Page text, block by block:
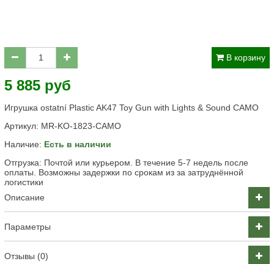
В корзину
5 885 руб
Игрушка ostatní Plastic AK47 Toy Gun with Lights & Sound CAMO
Артикул: MR-KO-1823-CAMO
Наличие: Есть в наличии
Отгрузка: Почтой или курьером. В течение 5-7 недель после
оплаты. Возможны задержки по срокам из за затруднённой
логистики
Описание
Параметры
Отзывы (0)